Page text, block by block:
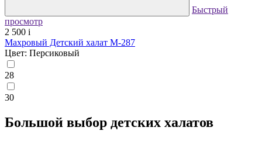
Быстрый
просмотр
2 500 i
Махровый Детский халат М-287
Цвет: Персиковый
28
30
Большой выбор детских халатов